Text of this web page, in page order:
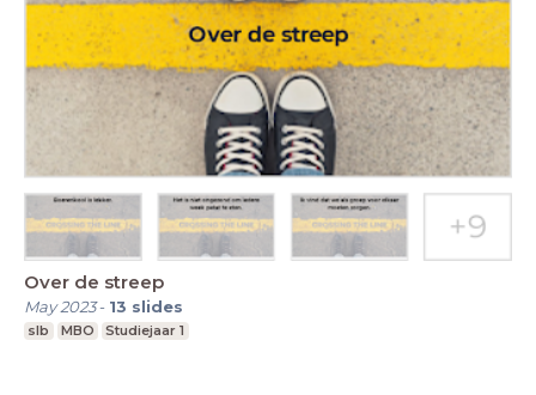
Over de streep
May 2023- 13 slides
slb MBO Studiejaar 1